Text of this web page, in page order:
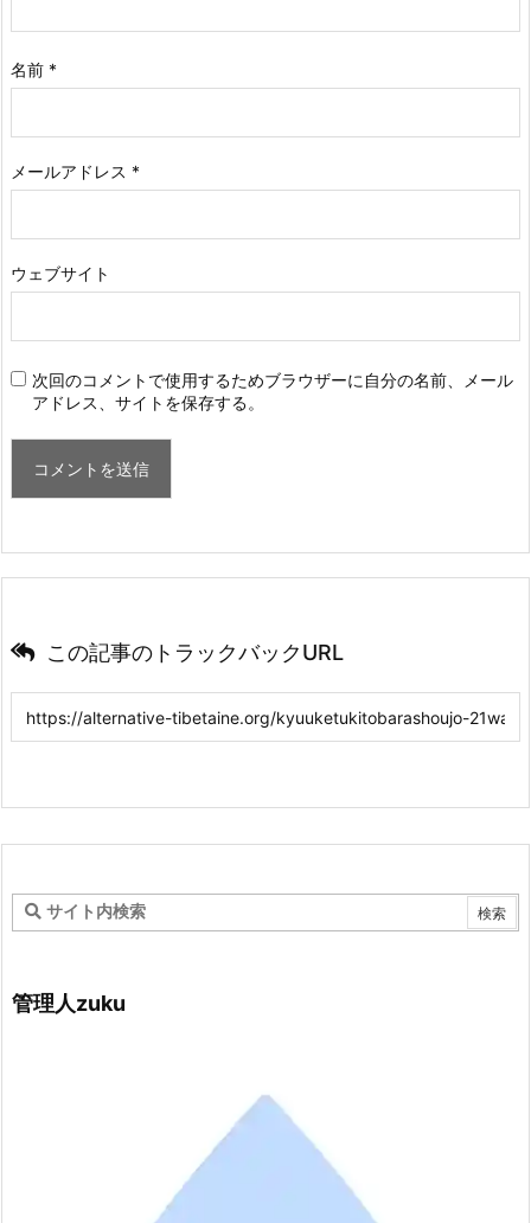
名前 *
メールアドレス *
ウェブサイト
次回のコメントで使用するためブラウザーに自分の名前、メール
アドレス、サイトを保存する。
この記事のトラックバックURL
管理人zuku